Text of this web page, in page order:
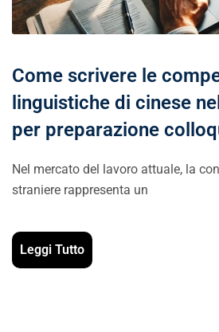
Come scrivere le
linguistiche di cinese
per preparazione
Nel mercato del lavoro attuale, la
straniere rappresenta un
Leggi Tutto